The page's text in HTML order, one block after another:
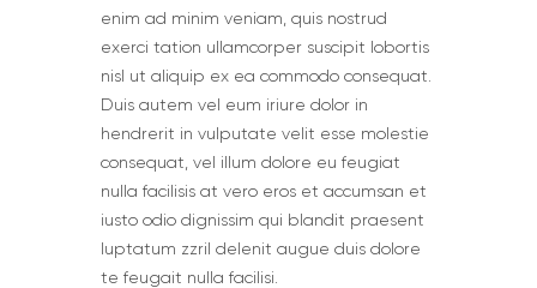
enim ad minim veniam, quis nostrud
exerci tation ullamcorper suscipit lobortis
nisl ut aliquip ex ea commodo consequat.
Duis autem vel eum iriure dolor in
hendrerit in vulputate velit esse molestie
consequat, vel illum dolore eu feugiat
nulla facilisis at vero eros et accumsan et
iusto odio dignissim qui blandit praesent
luptatum zzril delenit augue duis dolore
te feugait nulla facilisi.